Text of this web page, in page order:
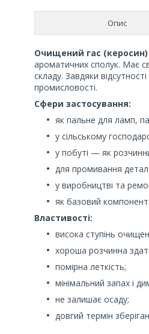
Опис
Очищений гас (керосин)
ароматичних сполук. Має
складу. Завдяки
промисловості.
Сфери застосування:
як пальне для ламп,
у сільському
у побуті — як
для промивання
у виробництві та
як базовий компонент
Властивості:
висока ступінь
хороша розчинна
помірна леткість;
мінімальний запах і
не залишає осаду;
довгий термін